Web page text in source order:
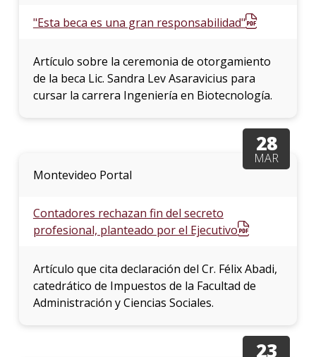
"Esta beca es una gran responsabilidad"
Artículo sobre la ceremonia de otorgamiento
de la beca Lic. Sandra Lev Asaravicius para
cursar la carrera Ingeniería en Biotecnología.
28
MAR
Montevideo Portal
Contadores rechazan fin del secreto
profesional, planteado por el Ejecutivo
Artículo que cita declaración del Cr. Félix Abadi,
catedrático de Impuestos de la Facultad de
Administración y Ciencias Sociales.
23